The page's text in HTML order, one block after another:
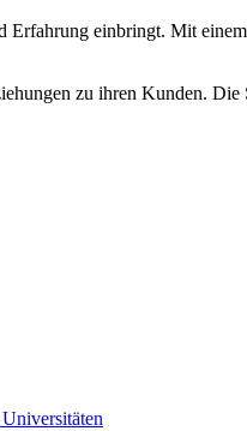
einbringt. Mit
zu ihren Kunden.